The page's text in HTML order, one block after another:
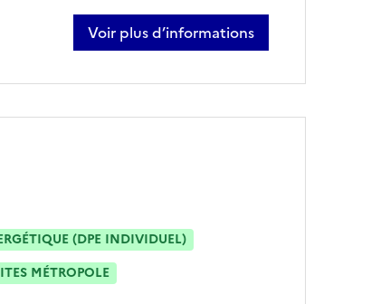
Voir plus d’informations
sur caroline chazel
(DPE INDIVIDUEL)
MÉTROPOLE